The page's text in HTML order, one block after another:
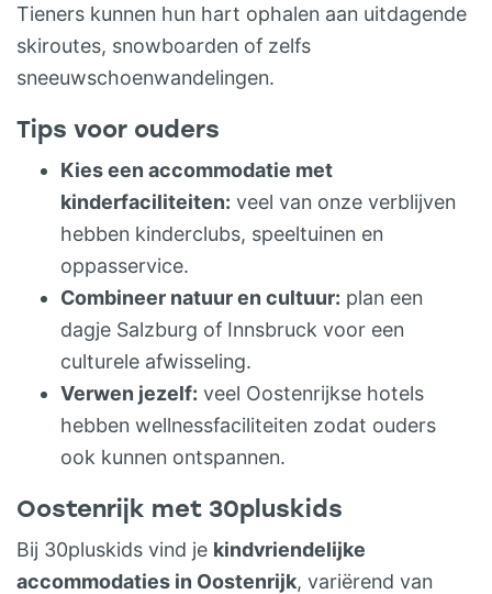
Tieners kunnen hun hart ophalen aan uitdagende
skiroutes, snowboarden of zelfs
sneeuwschoenwandelingen.
Tips voor ouders
Kies een accommodatie met
kinderfaciliteiten: veel van onze verblijven
hebben kinderclubs, speeltuinen en
oppasservice.
Combineer natuur en cultuur: plan een
dagje Salzburg of Innsbruck voor een
culturele afwisseling.
Verwen jezelf: veel Oostenrijkse hotels
hebben wellnessfaciliteiten zodat ouders
ook kunnen ontspannen.
Oostenrijk met 30pluskids
Bij 30pluskids vind je kindvriendelijke
accommodaties in Oostenrijk, variërend van